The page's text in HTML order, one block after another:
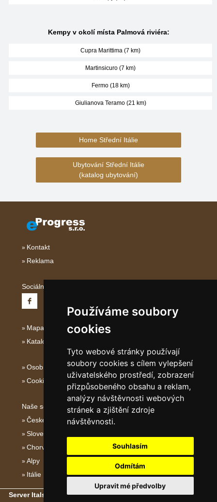
Používáme soubory
cookies
Tyto webové stránky používají
soubory cookies s cílem vylepšení
uživatelského prostředí, zobrazení
přizpůsobeného obsahu a reklam,
analýzy návštěvnosti webových
stránek a zjištění zdroje
návštěvnosti.
Souhlasím
Odmítám
Upravit mé předvolby
Kempy v okolí místa Palmová riviéra:
Cupra Marittima (7 km)
Martinsicuro (7 km)
Fermo (18 km)
Giulianova Teramo (21 km)
Home Střední Itálie
Ubytování Střední Itálie
(katalog ubytování)
Kontakt
Reklama
Sociální sítě:
Mapa serveru Střední Itálie
Katalog ubytování
Osobní údaje
Cookies
Naše servery:
České hory
Slovenské hory
Chorvatsko
Alpy
Itálie
Server Italské hory, ostrovy a pobřeží- Copyright © 2011-2026